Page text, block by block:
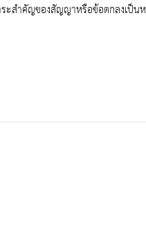
ะสำคัญของสัญญาหรือข้อตกลงเป็น